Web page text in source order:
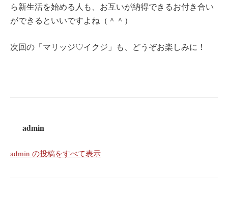
ら新生活を始める人も、お互いが納得できるお付き合い
ができるといいですよね（＾＾）
次回の「マリッジ♡イクジ」も、どうぞお楽しみに！
admin
admin の投稿をすべて表示